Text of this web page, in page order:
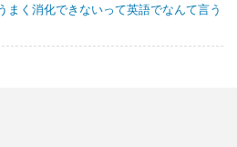
まく消化できないって英語でなんて言う